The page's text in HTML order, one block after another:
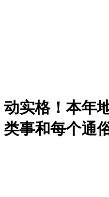
动实格！本年
类事和每个通